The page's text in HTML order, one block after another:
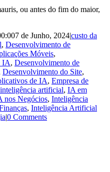
ou antes do fim do maior,
7 de Junho, 2024|custo da
, Desenvolvimento de
Móveis,
IA, Desenvolvimento de
Desenvolvimento do Site,
de IA, Empresa de
artificial, IA em
nos Negócios, Inteligência
, Inteligência Artificial
|0 Comments